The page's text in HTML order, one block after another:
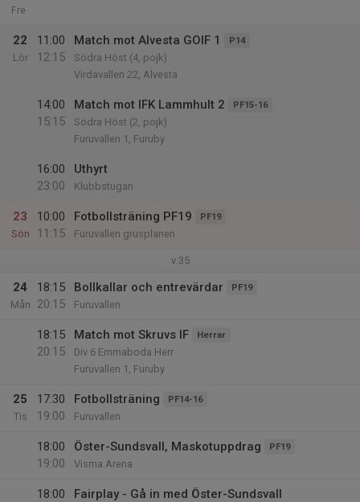
Fre
22
Lör
11:00
12:15
Match mot Alvesta GOIF 1 P14
Södra Höst (4, pojk)
Virdavallen 22, Alvesta
14:00
15:15
Match mot IFK Lammhult 2 PF15-16
Södra Höst (2, pojk)
Furuvallen 1, Furuby
16:00
23:00
Uthyrt
Klubbstugan
23
Sön
10:00
11:15
Fotbollsträning PF19 PF19
Furuvallen grusplanen
v.35
24
Mån
18:15
20:15
Bollkallar och entrevärdar PF19
Furuvallen
18:15
20:15
Match mot Skruvs IF Herrar
Div 6 Emmaboda Herr
Furuvallen 1, Furuby
25
Tis
17:30
19:00
Fotbollsträning PF14-16
Furuvallen
18:00
19:00
Öster-Sundsvall, Maskotuppdrag PF19
Visma Arena
18:00
Fairplay - Gå in med Öster-Sundsvall